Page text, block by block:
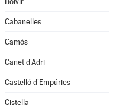
Cabanelles
Camós
Canet d'Adri
Castelló d'Empúries
Cistella